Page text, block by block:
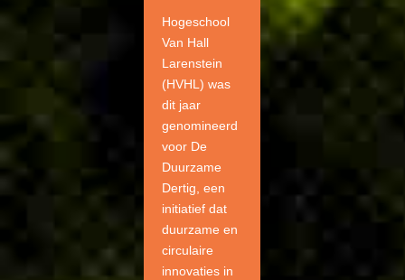
Hogeschool
Van Hall
Larenstein
(HVHL) was
dit jaar
genomineerd
voor De
Duurzame
Dertig, een
initiatief dat
duurzame en
circulaire
innovaties in